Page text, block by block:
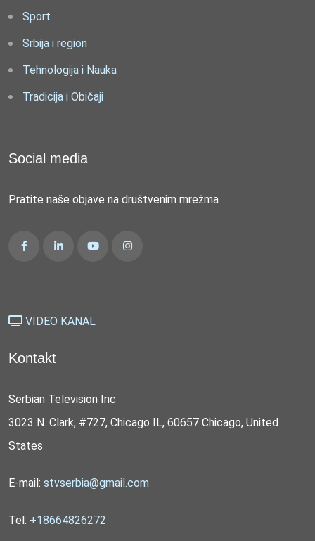
Sport
Srbija i region
Tehnologija i Nauka
Tradicija i Običaji
Social media
Pratite naše objave na društvenim mrežma
VIDEO KANAL
Kontakt
Serbian Television Inc
3023 N. Clark, #727, Chicago IL, 60657 Chicago, United
States
E-mail: stvserbia@gmail.com
Tel: +18664826272